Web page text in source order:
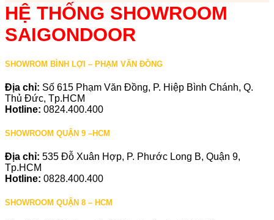
HỆ THỐNG SHOWROOM
SAIGONDOOR
SHOWROM BÌNH LỢI – PHẠM VĂN ĐỒNG
Địa chỉ: Số 615 Phạm Văn Đồng, P. Hiệp Bình Chánh, Q.
Thủ Đức, Tp.HCM
Hotline: 0824.400.400
SHOWROOM QUẬN 9 –HCM
Địa chỉ: 535 Đỗ Xuân Hợp, P. Phước Long B, Quận 9,
Tp.HCM
Hotline: 0828.400.400
SHOWROOM QUẬN 8 – HCM